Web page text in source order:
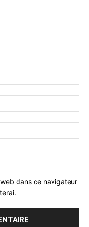
dans ce navigateur